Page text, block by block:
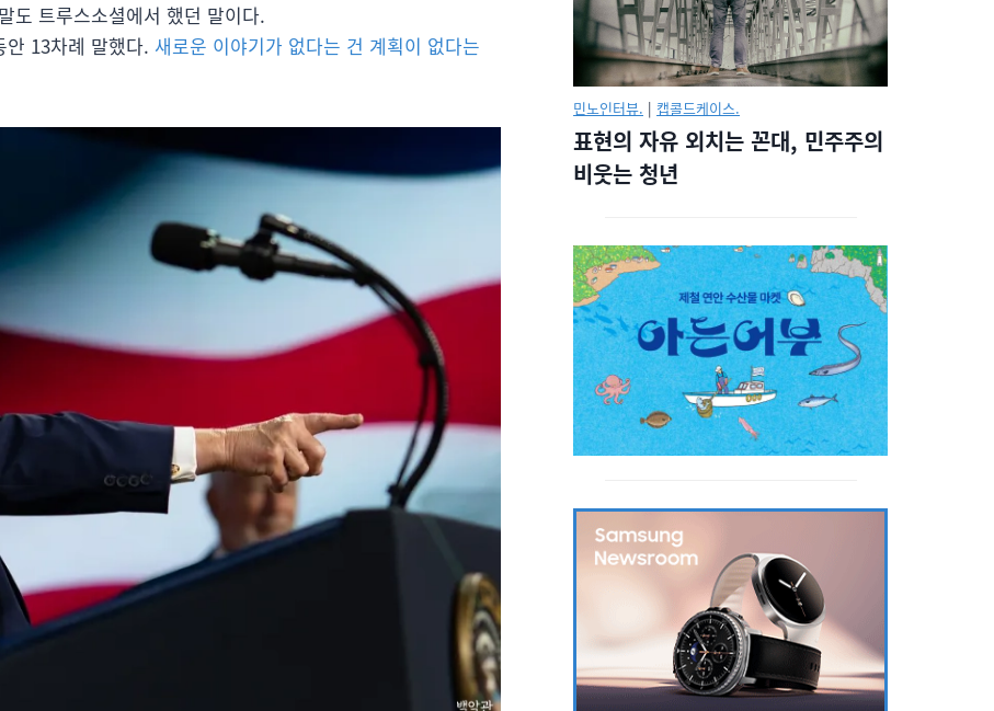
도 트루스소셜에서 했던 말이다.
13차례 말했다. 새로운 이야기가 없다는 건 계획이 없다는
민노인터뷰. | 캡콜드케이스.
표현의 자유 외치는 꼰대, 민주주의
비웃는 청년